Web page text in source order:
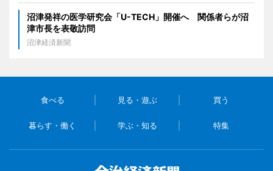
沼津発祥の医学研究会「U-TECH」開催へ 関係者らが沼
津市長を表敬訪問
沼津経済新聞
食べる 見る・遊ぶ 買う
暮らす・働く 学ぶ・知る 特集